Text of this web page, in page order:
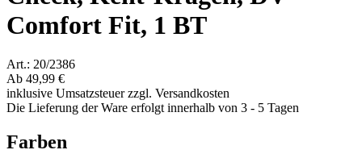
Comfort Fit, 1 BT
Art.: 20/2386
Ab 49,99 €
inklusive Umsatzsteuer zzgl. Versandkosten
Die Lieferung der Ware erfolgt innerhalb von 3 - 5 Tagen
Farben